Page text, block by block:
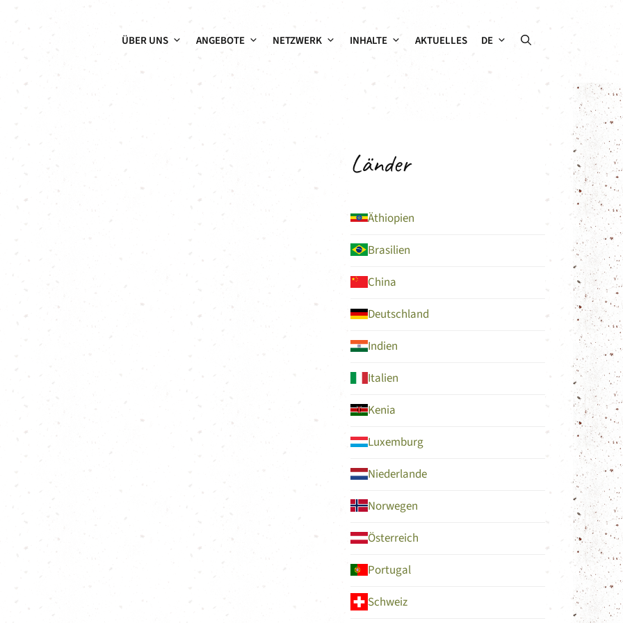
ÜBER UNS ANGEBOTE NETZWERK INHALTE AKTUELLES DE
Länder
Äthiopien
Brasilien
China
Deutschland
Indien
Italien
Kenia
Luxemburg
Niederlande
Norwegen
Österreich
Portugal
Schweiz